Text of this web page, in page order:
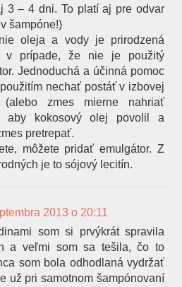
3 – 4 dni. To platí aj pre odvar
šampóne!)
oleja a vody je prirodzená
v prípade, že nie je použitý
Jednoduchá a účinná pomoc
nechať postáť v izbovej
(alebo zmes mierne nahriať
aby kokosový olej povolil a
pretrepať.
môžete pridať emulgátor. Z
je to sójový lecitín.
2013 o 20:11
som si prvýkrát spravila
a veľmi som sa tešila, čo to
som bola odhodlaná vydržať
už pri samotnom šampónovaní